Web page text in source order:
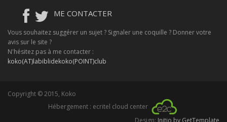
ME CONTACTER
Vous souhaitez suggérer un sujet ? Signaler une coquille ? Donner votre
avis sur le site ?
N'hésitez pas à me contacter :
koko(AT)labiblidekoko(POINT)club
Copyright © 2015, Koko
Hébergement : ecritel cloud center
Design: Initio by GetTemplate